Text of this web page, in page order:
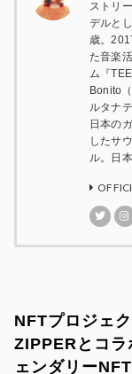
ストリ
デルと
歳。
た音楽
ム『
Bonito
ルタナ
日本の
したサ
ル。日
NFTプロジェ
ZIPPERとコラ
ェンダリー